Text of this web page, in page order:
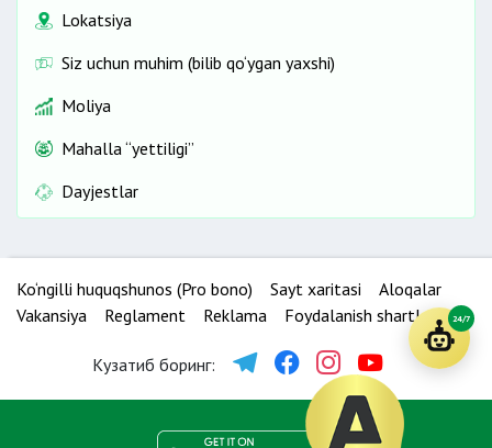
Lokatsiya
Siz uchun muhim (bilib qo‘ygan yaxshi)
Moliya
Mahalla “yettiligi”
Dayjestlar
Ko‘ngilli huquqshunos (Pro bono) Sayt xaritasi
Aloqalar
Vakansiya
Reglament Reklama Foydalanish shartlari
Кузатиб боринг:
24/7